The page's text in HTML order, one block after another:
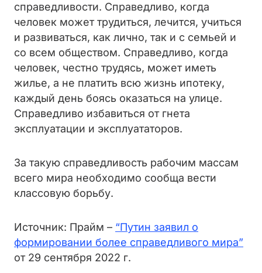
справедливости. Справедливо, когда
человек может трудиться, лечится, учиться
и развиваться, как лично, так и с семьей и
со всем обществом. Справедливо, когда
человек, честно трудясь, может иметь
жилье, а не платить всю жизнь ипотеку,
каждый день боясь оказаться на улице.
Справедливо избавиться от гнета
эксплуатации и эксплуататоров.
За такую справедливость рабочим массам
всего мира необходимо сообща вести
классовую борьбу.
Источник: Прайм – “Путин заявил о
формировании более справедливого мира”
от 29 сентября 2022 г.